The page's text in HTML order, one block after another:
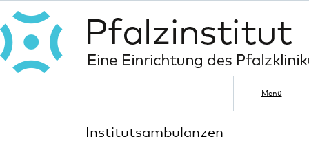
Menü
Institutsambulanzen